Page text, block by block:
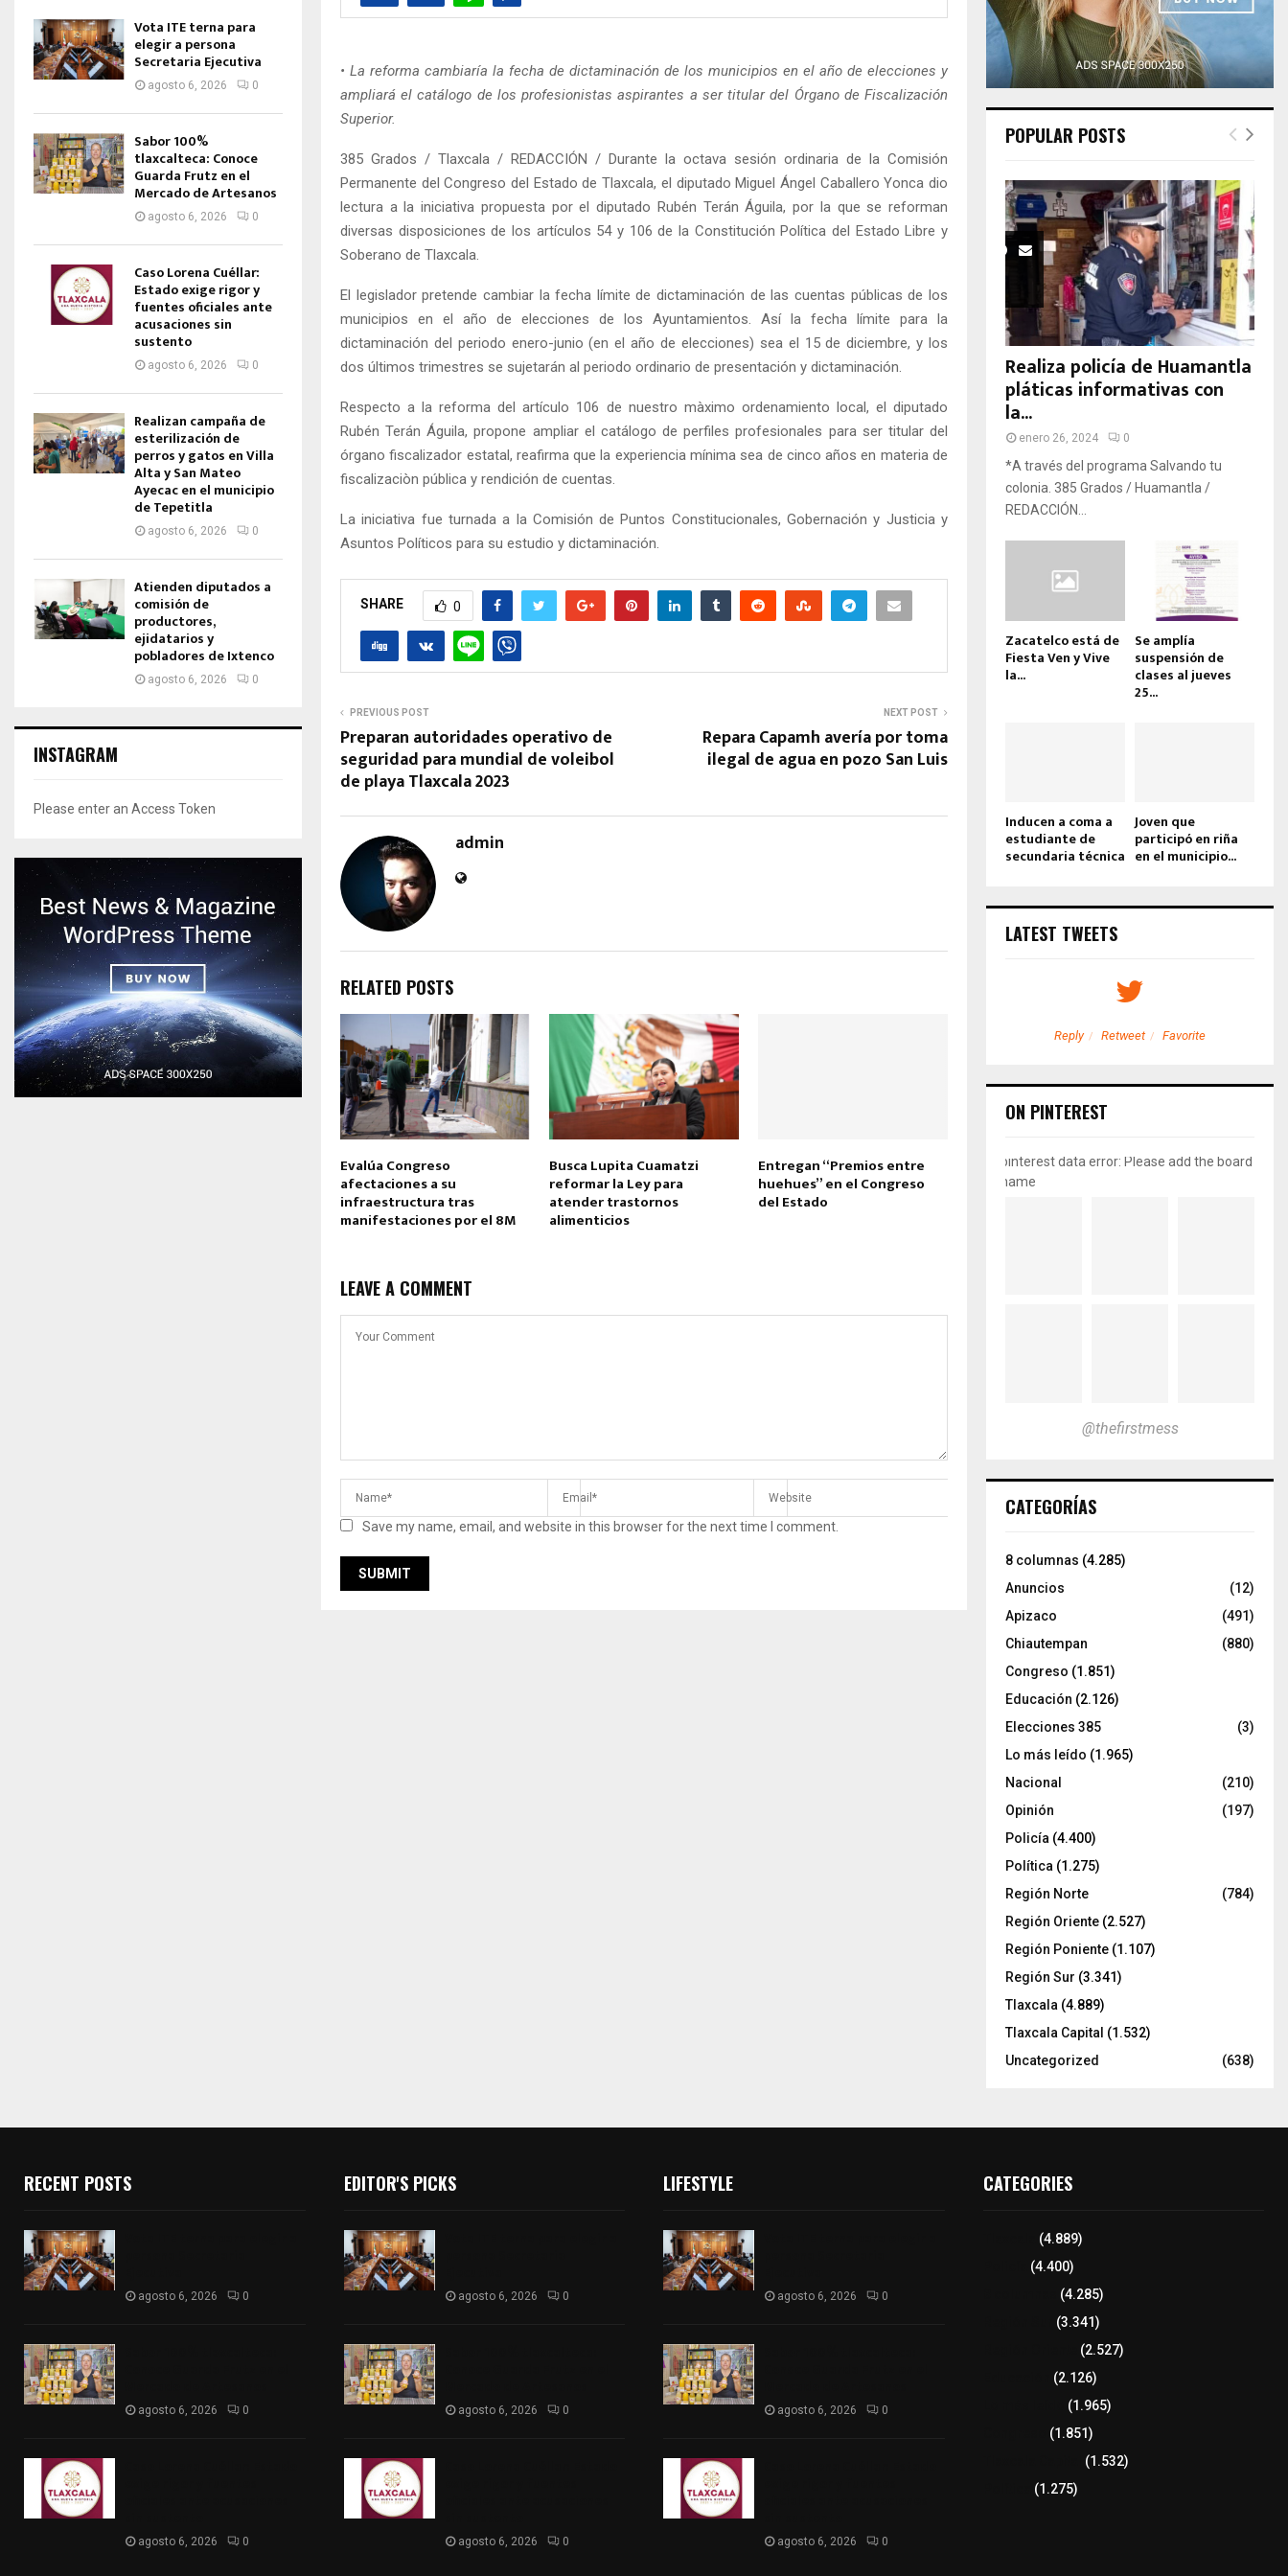
• La reforma cambiaría la fecha de dictaminación de los municipios en el año de elecciones y
ampliará el catálogo de los profesionistas aspirantes a ser titular del Órgano de Fiscalización
Superior.
385 Grados / Tlaxcala / REDACCIÓN / Durante la octava sesión ordinaria de la Comisión
Permanente del Congreso del Estado de Tlaxcala, el diputado Miguel Ángel Caballero Yonca dio
lectura a la iniciativa propuesta por el diputado Rubén Terán Águila, por la que se reforman
diversas disposiciones de los artículos 54 y 106 de la Constitución Política del Estado Libre y
Soberano de Tlaxcala.
El legislador pretende cambiar la fecha límite de dictaminación de las cuentas públicas de los
municipios en el año de elecciones de los Ayuntamientos. Así la fecha límite para la
dictaminación del periodo enero-junio (en el año de elecciones) sea el 15 de diciembre, y los
dos últimos trimestres se sujetarán al periodo ordinario de presentación y dictaminación.
Respecto a la reforma del artículo 106 de nuestro màximo ordenamiento local, el diputado
Rubén Terán Águila, propone ampliar el catálogo de perfiles profesionales para ser titular del
órgano fiscalizador estatal, reafirma que la experiencia mínima sea de cinco años en materia de
fiscalizaciòn pública y rendición de cuentas.
La iniciativa fue turnada a la Comisión de Puntos Constitucionales, Gobernación y Justicia y
Asuntos Políticos para su estudio y dictaminación.
SHARE 0
PREVIOUS POST
Preparan autoridades operativo de
seguridad para mundial de voleibol
de playa Tlaxcala 2023
NEXT POST
Repara Capamh avería por toma
ilegal de agua en pozo San Luis
admin
RELATED POSTS
Evalúa Congreso
afectaciones a su
infraestructura tras
manifestaciones por el 8M
Busca Lupita Cuamatzi
reformar la Ley para
atender trastornos
alimenticios
Entregan “Premios entre
huehues” en el Congreso
del Estado
LEAVE A COMMENT
Save my name, email, and website in this browser for the next time I comment.
Vota ITE terna para
elegir a persona
Secretaria Ejecutiva
agosto 6, 2026 0
Sabor 100%
tlaxcalteca: Conoce
Guarda Frutz en el
Mercado de Artesanos
agosto 6, 2026 0
Caso Lorena Cuéllar:
Estado exige rigor y
fuentes oficiales ante
acusaciones sin
sustento
agosto 6, 2026 0
Realizan campaña de
esterilización de
perros y gatos en Villa
Alta y San Mateo
Ayecac en el municipio
de Tepetitla
agosto 6, 2026 0
Atienden diputados a
comisión de
productores,
ejidatarios y
pobladores de Ixtenco
agosto 6, 2026 0
INSTAGRAM
Please enter an Access Token
POPULAR POSTS
Realiza policía de Huamantla
pláticas informativas con
la...
enero 26, 2024 0
*A través del programa Salvando tu
colonia. 385 Grados / Huamantla /
REDACCIÓN...
Zacatelco está de
Fiesta Ven y Vive
la...
Se amplía
suspensión de
clases al jueves
25...
Inducen a coma a
estudiante de
secundaria técnica
Joven que
participó en riña
en el municipio...
LATEST TWEETS
Reply Retweet Favorite Reply Retweet Favorite
ON PINTEREST
pinterest data error: Please add the board
name
@thefirstmess
CATEGORÍAS
8 columnas (4.285)
Anuncios
(12)
Apizaco
(491)
Chiautempan
(880)
Congreso (1.851)
Educación (2.126)
Elecciones 385
(3)
Lo más leído (1.965)
Nacional
(210)
Opinión
(197)
Policía (4.400)
Política (1.275)
Región Norte
(784)
Región Oriente (2.527)
Región Poniente (1.107)
Región Sur (3.341)
Tlaxcala (4.889)
Tlaxcala Capital (1.532)
Uncategorized
(638)
RECENT POSTS
agosto 6, 2026 0
agosto 6, 2026 0
agosto 6, 2026 0
EDITOR'S PICKS
agosto 6, 2026 0
agosto 6, 2026 0
agosto 6, 2026 0
LIFESTYLE
agosto 6, 2026 0
agosto 6, 2026 0
agosto 6, 2026 0
CATEGORIES
(4.889)
(4.400)
(4.285)
(3.341)
(2.527)
(2.126)
(1.965)
(1.851)
(1.532)
(1.275)